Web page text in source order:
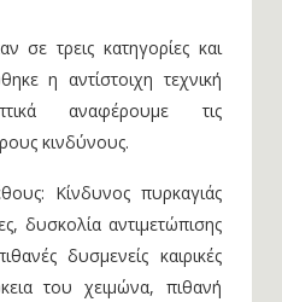
σε τρεις κατηγορίες και
η αντίστοιχη τεχνική
αναφέρουμε τις
κινδύνους.
Κίνδυνος πυρκαγιάς
δυσκολία αντιμετώπισης
δυσμενείς καιρικές
του χειμώνα, πιθανή